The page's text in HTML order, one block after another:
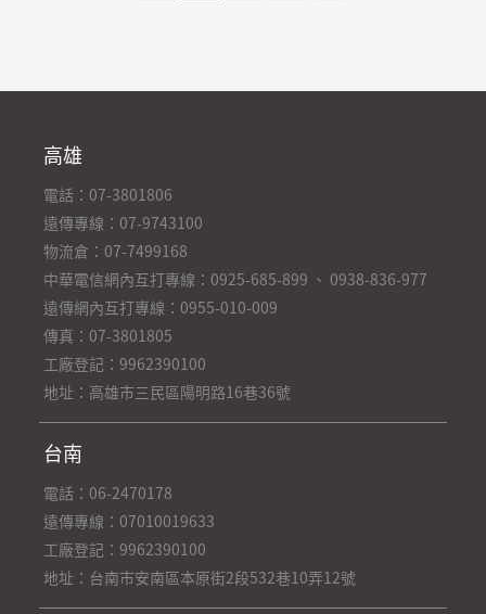
高雄
電話：07-3801806
遠傳專線：07-9743100
物流倉：07-7499168
中華電信網內互打專線：0925-685-899 、 0938-836-977
遠傳網內互打專線：0955-010-009
傳真：07-3801805
工廠登記：9962390100
地址：高雄市三民區陽明路16巷36號
台南
電話：06-2470178
遠傳專線：07010019633
工廠登記：9962390100
地址：台南市安南區本原街2段532巷10弄12號